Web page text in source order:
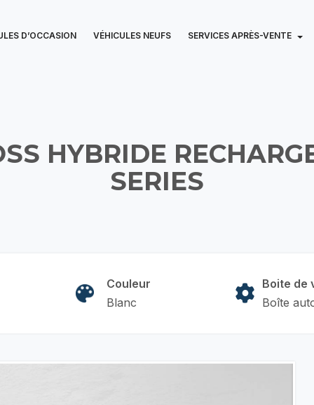
D’OCCASION VÉHICULES NEUFS SERVICES APRÈS-VENTE
HYBRIDE
SERIES
Couleur
Blanc
Boite de
Boîte